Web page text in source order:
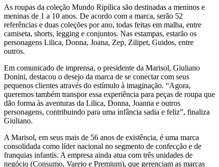
As roupas da coleção Mundo Ripilica são destinadas a meninos e
meninas de 1 a 10 anos. De acordo com a marca, serão 52
referências e duas coleções por ano, todas feitas em malha, entre
camiseta, shorts, legging e conjuntos. Nas estampas, estarão os
personagens Lilica, Donna, Joana, Zep, Zilipet, Guidos, entre
outros.
Em comunicado de imprensa, o presidente da Marisol, Giuliano
Donini, destacou o desejo da marca de se conectar com seus
pequenos clientes através do estímulo à imaginação. “Agora,
queremos também transpor essa experiência para peças de roupa que
dão forma às aventuras da Lilica, Donna, Joanna e outros
personagens, contribuindo para uma infância sadia e feliz”, finaliza
Giuliano.
A Marisol, em seus mais de 56 anos de existência, é uma marca
consolidada como líder nacional no segmento de confecção e de
franquias infantis. A empresa ainda atua com três unidades de
negócio (Consumo, Varejo e Premium), que gerenciam as marcas